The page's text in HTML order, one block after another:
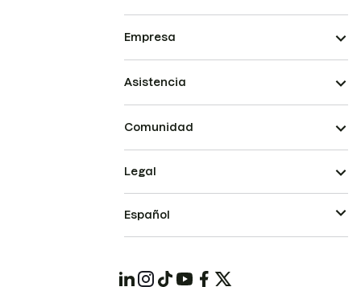
Empresa
Asistencia
Comunidad
Legal
Español